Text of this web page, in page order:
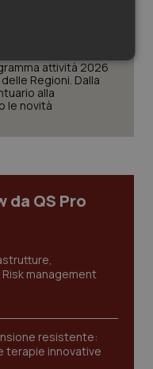
Collo
attività 2026
Regioni. Dalla
alla
le novità
da QS Pro
Risk management
resistente:
terapie innovative
Marketing
Marketing
a rendere fruibile il
di base quali la
alle aree
cookie.
Fornitore/Dominio